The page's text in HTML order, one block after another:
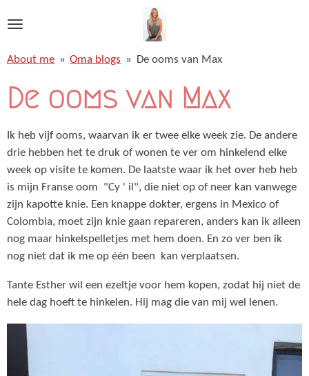
direct
de
hoofdinhoud
About me » Oma blogs » De ooms van Max
De ooms van Max
Ik heb vijf ooms, waarvan ik er twee elke week zie. De andere
drie hebben het te druk of wonen te ver om hinkelend elke
week op visite te komen. De laatste waar ik het over heb heb
is mijn Franse oom "Cy ' il", die niet op of neer kan vanwege
zijn kapotte knie. Een knappe dokter, ergens in Mexico of
Colombia, moet zijn knie gaan repareren, anders kan ik alleen
nog maar hinkelspelletjes met hem doen. En zo ver ben ik
nog niet dat ik me op één been kan verplaatsen.
Tante Esther wil een ezeltje voor hem kopen, zodat hij niet de
hele dag hoeft te hinkelen. Hij mag die van mij wel lenen.